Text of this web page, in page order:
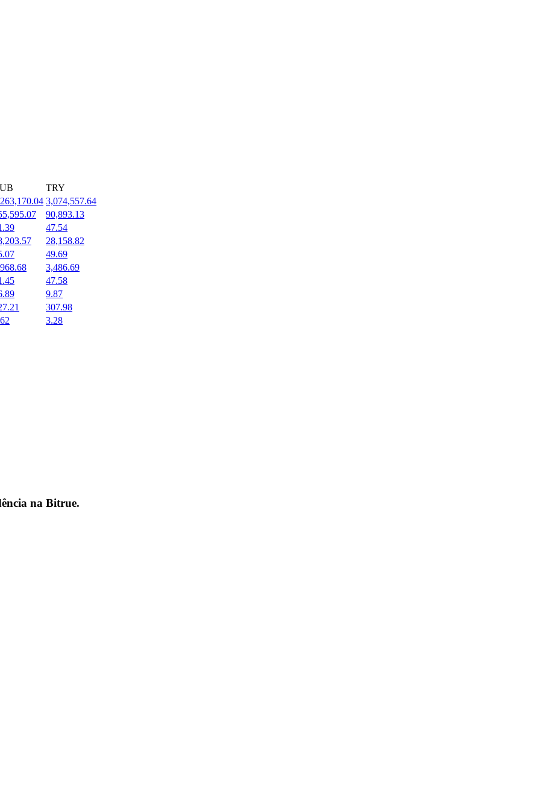
TRY
3,074,557.64
90,893.13
47.54
28,158.82
49.69
3,486.69
47.58
9.87
307.98
3.28
na Bitrue.